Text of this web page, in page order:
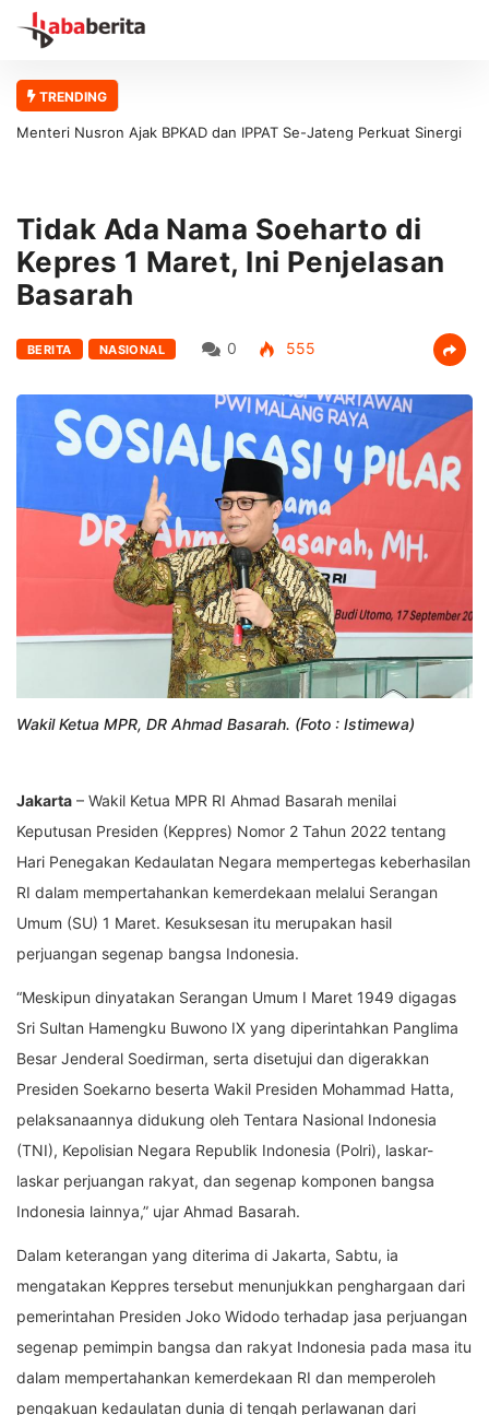
TRENDING
Menteri Nusron Ajak BPKAD dan IPPAT Se-Jateng Perkuat Sinergi
Tidak Ada Nama Soeharto di
Kepres 1 Maret, Ini Penjelasan
Basarah
BERITA NASIONAL 0 555
Wakil Ketua MPR, DR Ahmad Basarah. (Foto : Istimewa)
Jakarta – Wakil Ketua MPR RI Ahmad Basarah menilai
Keputusan Presiden (Keppres) Nomor 2 Tahun 2022 tentang
Hari Penegakan Kedaulatan Negara mempertegas keberhasilan
RI dalam mempertahankan kemerdekaan melalui Serangan
Umum (SU) 1 Maret. Kesuksesan itu merupakan hasil
perjuangan segenap bangsa Indonesia.
“Meskipun dinyatakan Serangan Umum I Maret 1949 digagas
Sri Sultan Hamengku Buwono IX yang diperintahkan Panglima
Besar Jenderal Soedirman, serta disetujui dan digerakkan
Presiden Soekarno beserta Wakil Presiden Mohammad Hatta,
pelaksanaannya didukung oleh Tentara Nasional Indonesia
(TNI), Kepolisian Negara Republik Indonesia (Polri), laskar-
laskar perjuangan rakyat, dan segenap komponen bangsa
Indonesia lainnya,” ujar Ahmad Basarah.
Dalam keterangan yang diterima di Jakarta, Sabtu, ia
mengatakan Keppres tersebut menunjukkan penghargaan dari
pemerintahan Presiden Joko Widodo terhadap jasa perjuangan
segenap pemimpin bangsa dan rakyat Indonesia pada masa itu
dalam mempertahankan kemerdekaan RI dan memperoleh
pengakuan kedaulatan dunia di tengah perlawanan dari